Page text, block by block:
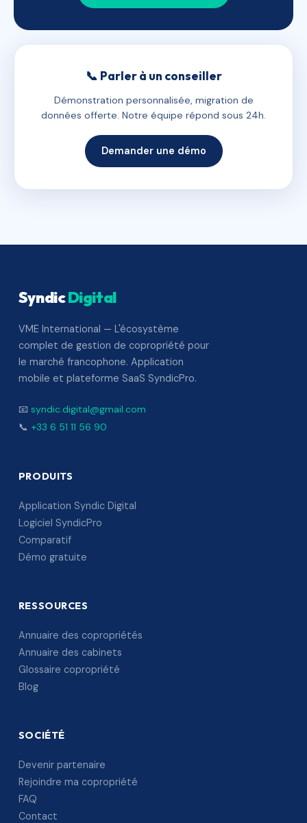
📞 Parler à un conseiller
Démonstration personnalisée, migration de
données offerte. Notre équipe répond sous 24h.
Demander une démo
SyndicDigital
VME International — L'écosystème
complet de gestion de copropriété pour
le marché francophone. Application
mobile et plateforme SaaS SyndicPro.
📧 syndic.digital@gmail.com
📞 +33 6 51 11 56 90
PRODUITS
Application Syndic Digital
Logiciel SyndicPro
Comparatif
Démo gratuite
RESSOURCES
Annuaire des copropriétés
Annuaire des cabinets
Glossaire copropriété
Blog
SOCIÉTÉ
Devenir partenaire
Rejoindre ma copropriété
FAQ
Contact